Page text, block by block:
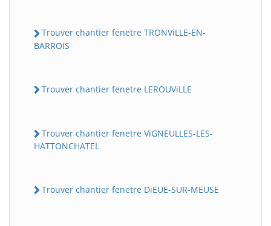
Trouver chantier fenetre TRONViLLE-EN-
BARROiS
Trouver chantier fenetre LEROUViLLE
Trouver chantier fenetre ViGNEULLES-LES-
HATTONCHATEL
Trouver chantier fenetre DiEUE-SUR-MEUSE